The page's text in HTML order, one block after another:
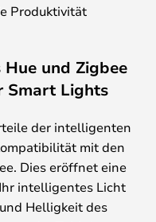
Produktivität
und Zigbee
Smart Lights
der intelligenten
mit den
Dies eröffnet eine
intelligentes Licht
Helligkeit des